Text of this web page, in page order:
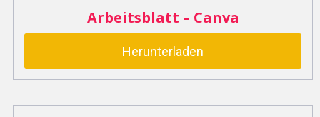
Arbeitsblatt – Canva
Herunterladen